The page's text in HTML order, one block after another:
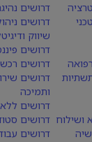
ושילוח
דרושים
דרושים
שיווק
דרושים
דרושים רכש
דרושים
ותמיכה
דרושים ללא
דרושים
דרושים